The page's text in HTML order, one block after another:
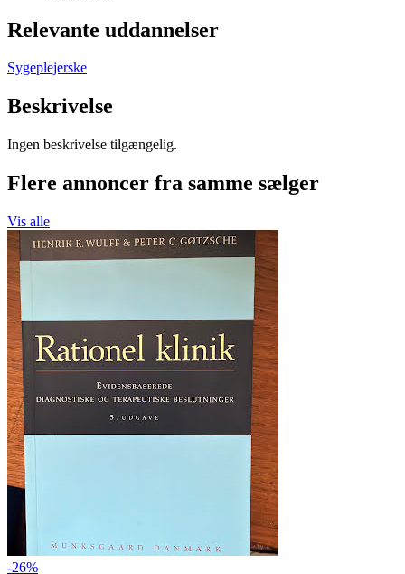
Relevante uddannelser
Sygeplejerske
Beskrivelse
Ingen beskrivelse tilgængelig.
Flere annoncer fra samme sælger
Vis alle
-26%